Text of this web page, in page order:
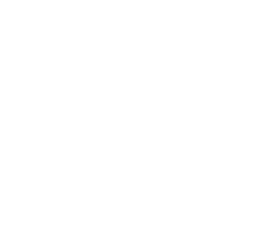
Carosone. Nel testo